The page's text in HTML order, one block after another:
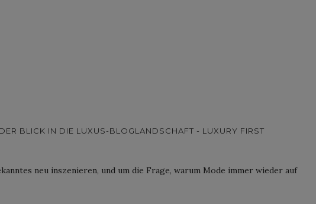
BLICK IN DIE LUXUS-BLOGLANDSCHAFT - LUXURY FIRST
neu inszenieren, und um die Frage, warum Mode immer wieder auf